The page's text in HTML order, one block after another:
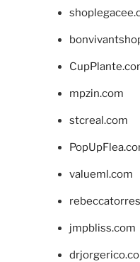
mpzin.com
stcreal.com
valueml.com
jmpbliss.com